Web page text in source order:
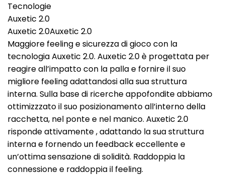
Tecnologie
Auxetic 2.0
Auxetic 2.0Auxetic 2.0
Maggiore feeling e sicurezza di gioco con la
tecnologia Auxetic 2.0. Auxetic 2.0 è progettata per
reagire all’impatto con la palla e fornire il suo
migliore feeling adattandosi alla sua struttura
interna. Sulla base di ricerche appofondite abbiamo
ottimizzzato il suo posizionamento all’interno della
racchetta, nel ponte e nel manico. Auxetic 2.0
risponde attivamente , adattando la sua struttura
interna e fornendo un feedback eccellente e
un’ottima sensazione di solidità. Raddoppia la
connessione e raddoppia il feeling.